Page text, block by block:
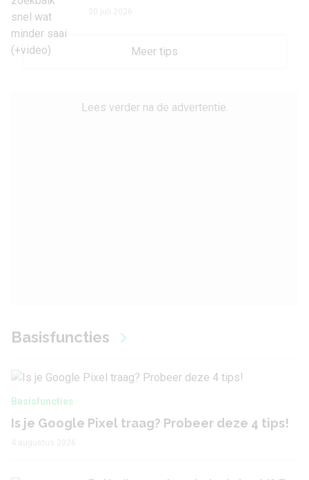
Meer tips
Lees verder na de advertentie.
Basisfuncties
Basisfuncties
Is je Google Pixel traag? Probeer deze 4 tips!